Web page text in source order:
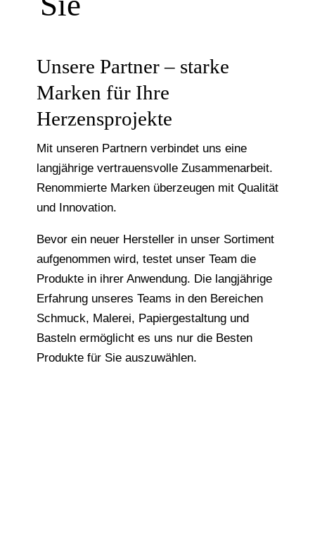
Unsere Partner – starke
Marken für Ihre
Herzensprojekte
Mit unseren Partnern verbindet uns eine
langjährige vertrauensvolle Zusammenarbeit.
Renommierte Marken überzeugen mit Qualität
und Innovation.
Bevor ein neuer Hersteller in unser Sortiment
aufgenommen wird, testet unser Team die
Produkte in ihrer Anwendung. Die langjährige
Erfahrung unseres Teams in den Bereichen
Schmuck, Malerei, Papiergestaltung und
Basteln ermöglicht es uns nur die Besten
Produkte für Sie auszuwählen.